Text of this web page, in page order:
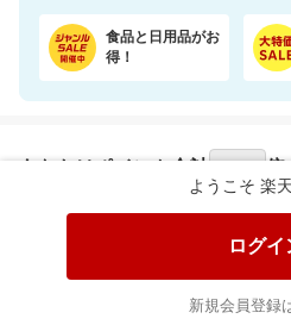
ようこそ 楽
ログイ
新規会員登録
食品と日用品がお
得！
あなたはポイント 合計 倍